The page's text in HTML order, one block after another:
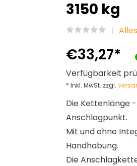
3150 kg
€33,27*
Verfügbarkeit
* Inkl. MwSt. zzgl.
Die Kettenlänge
Anschlagpunkt.
Mit und ohne
Handhabung.
Die